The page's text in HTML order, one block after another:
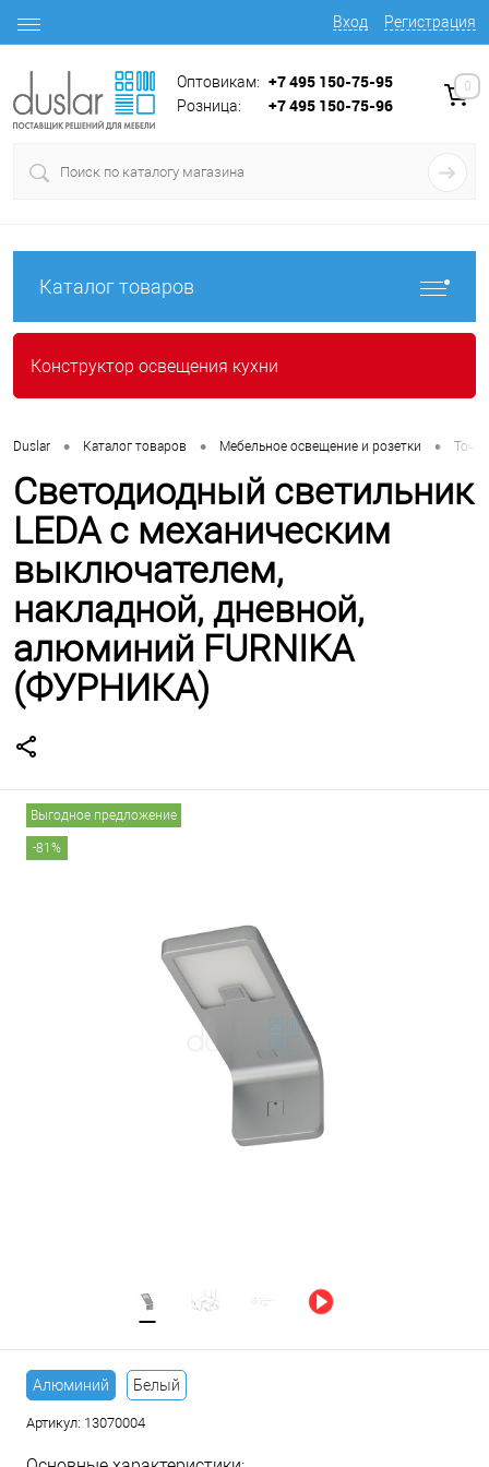
Вход Регистрация
Оптовикам: +7 495 150-75-95
Розница: +7 495 150-75-96
0
Каталог товаров
Конструктор освещения кухни
Duslar • Каталог товаров • Мебельное освещение и розетки •
Светодиодный светильник
LEDA с механическим
выключателем,
накладной, дневной,
алюминий FURNIKA
(ФУРНИКА)
Выгодное предложение
-81%
Алюминий Белый
Артикул: 13070004